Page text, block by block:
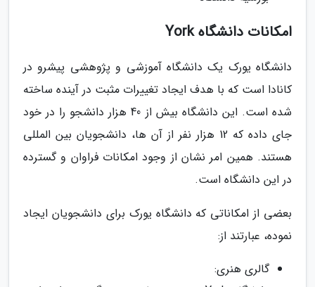
امکانات دانشگاه York
دانشگاه یورک یک دانشگاه آموزشی و پژوهشی پیشرو در
کانادا است که با هدف ایجاد تغییرات مثبت در آینده ساخته
شده است. این دانشگاه بیش از 40 هزار دانشجو را در خود
جای داده که 12 هزار نفر از آن ها، دانشجویان بین المللی
هستند. همین امر نشان از وجود امکانات فراوان و گسترده
در این دانشگاه است.
بعضی از امکاناتی که دانشگاه یورک برای دانشجویان ایجاد
نموده، عبارتند از:
گالری هنری: